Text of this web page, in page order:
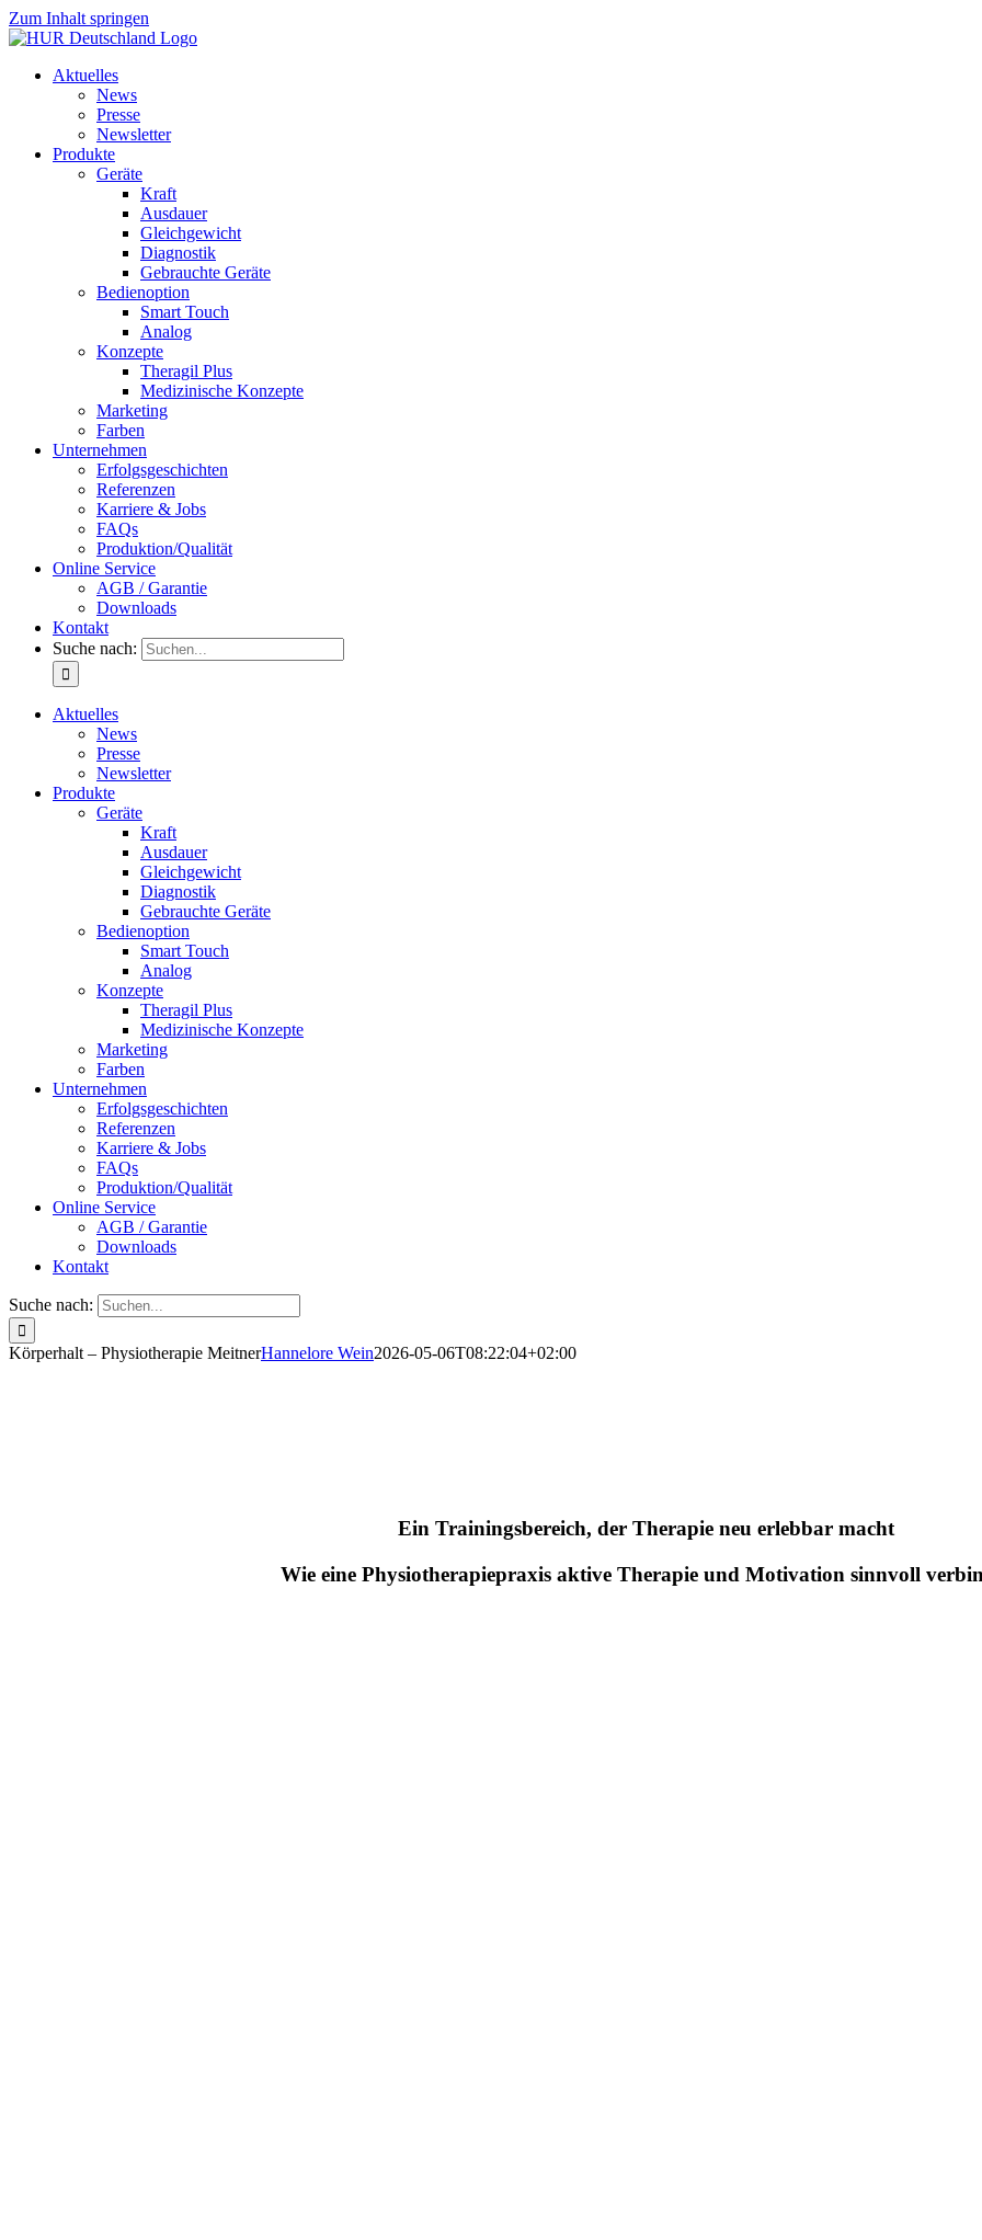
Zum Inhalt springen
Aktuelles
News
Presse
Newsletter
Produkte
Geräte
Kraft
Ausdauer
Gleichgewicht
Diagnostik
Gebrauchte Geräte
Bedienoption
Smart Touch
Analog
Konzepte
Theragil Plus
Medizinische Konzepte
Marketing
Farben
Unternehmen
Erfolgsgeschichten
Referenzen
Karriere & Jobs
FAQs
Produktion/Qualität
Online Service
AGB / Garantie
Downloads
Kontakt
Suche nach:
Aktuelles
News
Presse
Newsletter
Produkte
Geräte
Kraft
Ausdauer
Gleichgewicht
Diagnostik
Gebrauchte Geräte
Bedienoption
Smart Touch
Analog
Konzepte
Theragil Plus
Medizinische Konzepte
Marketing
Farben
Unternehmen
Erfolgsgeschichten
Referenzen
Karriere & Jobs
FAQs
Produktion/Qualität
Online Service
AGB / Garantie
Downloads
Kontakt
Suche nach:
Körperhalt – Physiotherapie MeitnerHannelore Wein2026-05-06T08:22:04+02:00
Ein Trainingsbereich, der Therapie neu erlebbar macht
Wie eine Physiotherapiepraxis aktive Therapie und Motivation sinnvoll